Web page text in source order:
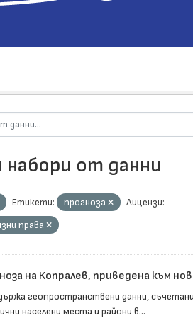
набори от данни
Етикети: прогноза
Лицензи:
права
на Копралев, приведена към
геопространствени данни,
населени места и райони в...